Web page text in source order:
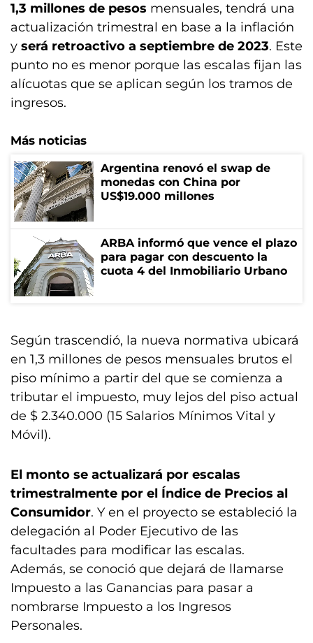
1,3 millones de pesos mensuales, tendrá una
actualización trimestral en base a la inflación
y será retroactivo a septiembre de 2023. Este
punto no es menor porque las escalas fijan las
alícuotas que se aplican según los tramos de
ingresos.
Más noticias
Argentina renovó el swap de
monedas con China por
US$19.000 millones
ARBA informó que vence el plazo
para pagar con descuento la
cuota 4 del Inmobiliario Urbano
Según trascendió, la nueva normativa ubicará
en 1,3 millones de pesos mensuales brutos el
piso mínimo a partir del que se comienza a
tributar el impuesto, muy lejos del piso actual
de $ 2.340.000 (15 Salarios Mínimos Vital y
Móvil).
El monto se actualizará por escalas
trimestralmente por el Índice de Precios al
Consumidor. Y en el proyecto se estableció la
delegación al Poder Ejecutivo de las
facultades para modificar las escalas.
Además, se conoció que dejará de llamarse
Impuesto a las Ganancias para pasar a
nombrarse Impuesto a los Ingresos
Personales.